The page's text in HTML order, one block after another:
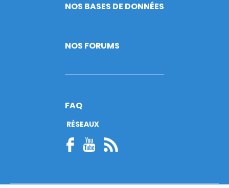
NOS BASES DE DONNÉES
NOS FORUMS
FAQ
RÉSEAUX